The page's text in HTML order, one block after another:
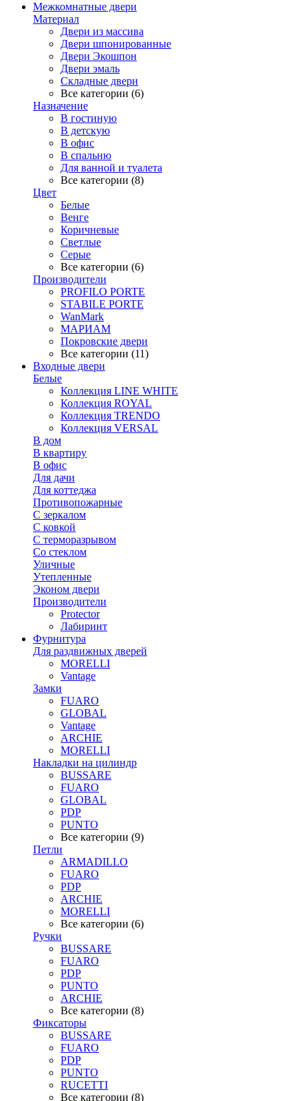
Межкомнатные двери
Материал
Двери из массива
Двери шпонированные
Двери Экошпон
Двери эмаль
Складные двери
Все категории (6)
Назначение
В гостиную
В детскую
В офис
В спальню
Для ванной и туалета
Все категории (8)
Цвет
Белые
Венге
Коричневые
Светлые
Серые
Все категории (6)
Производители
PROFILO PORTE
STABILE PORTE
WanMark
МАРИАМ
Покровские двери
Все категории (11)
Входные двери
Белые
Коллекция LINE WHITE
Коллекция ROYAL
Коллекция TRENDO
Коллекция VERSAL
В дом
В квартиру
В офис
Для дачи
Для коттеджа
Противопожарные
С зеркалом
С ковкой
С терморазрывом
Со стеклом
Уличные
Утепленные
Эконом двери
Производители
Protector
Лабиринт
Фурнитура
Для раздвижных дверей
MORELLI
Vantage
Замки
FUARO
GLOBAL
Vantage
ARCHIE
MORELLI
Накладки на цилиндр
BUSSARE
FUARO
GLOBAL
PDP
PUNTO
Все категории (9)
Петли
ARMADILLO
FUARO
PDP
ARCHIE
MORELLI
Все категории (6)
Ручки
BUSSARE
FUARO
PDP
PUNTO
ARCHIE
Все категории (8)
Фиксаторы
BUSSARE
FUARO
PDP
PUNTO
RUCETTI
Все категории (8)